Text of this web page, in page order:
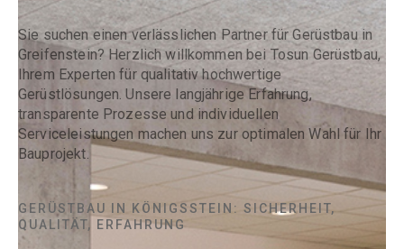
Sie suchen einen verlässlichen Partner für Gerüstbau in
Greifenstein? Herzlich willkommen bei Tosun Gerüstbau,
Ihrem Experten für qualitativ hochwertige
Gerüstlösungen. Unsere langjährige Erfahrung,
transparente Prozesse und individuellen
Serviceleistungen machen uns zur optimalen Wahl für Ihr
Bauprojekt.
GERÜSTBAU IN KÖNIGSSTEIN: SICHERHEIT,
QUALITÄT, ERFAHRUNG